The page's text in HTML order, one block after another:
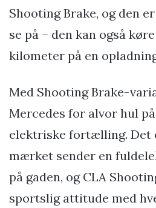
Shooting Brake, og den
se på – den kan også
kilometer på en
Med Shooting Brake-
Mercedes for alvor hul
elektriske fortælling. Det
mærket sender en
på gaden, og CLA
sportslig attitude med